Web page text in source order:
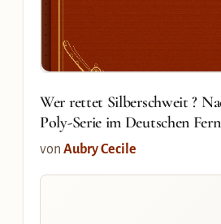
Wer rettet Silberschweit ?
Poly-Serie im Deutschen
von Aubry Cecile